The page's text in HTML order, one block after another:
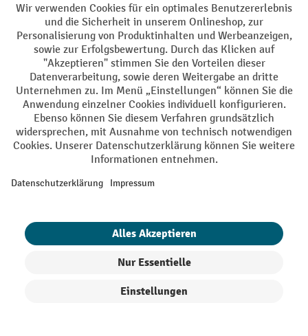
Schärfe und Präzision: Gartenwerkzeug für Profis
bietet Ihnen eine hervorragende Schneidleistung für
professionelle Ergebnisse.
optimale Sicherheit:Sämtliche bei uns erhältlichen
Produkte erfüllen die gesetzlichen
Schutzbestimmungen zum Arbeitsschutz und tragen
damit zu einem sicheren Arbeitsplatz bei.
2. So wählen Sie das passende Profi-
Gartenwerkzeug aus
zurückschneiden: So vielfältig wie die Arbeiten im Garten
Ausrüstung dafür wählen sollten. Gutes Gartenwerkzeug
auch durch eine hervorragende Ergonomie, Präzision und